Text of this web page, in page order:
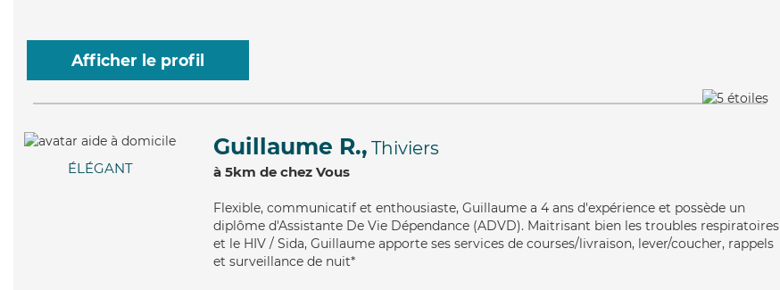
Afficher le profil
ÉLÉGANT
Guillaume R., Thiviers
à 5km de chez Vous
Flexible, communicatif et enthousiaste, Guillaume a 4 ans d'expérience et possède un
diplôme d'Assistante De Vie Dépendance (ADVD). Maitrisant bien les troubles respiratoires
et le HIV / Sida, Guillaume apporte ses services de courses/livraison, lever/coucher, rappels
et surveillance de nuit*